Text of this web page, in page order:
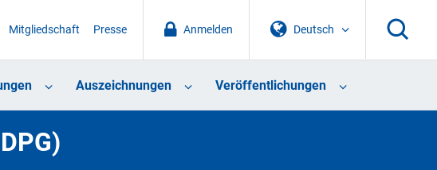
Deutsch
Anmelden
Mitgliedschaft Presse
Auszeichnungen Veröffentlichungen